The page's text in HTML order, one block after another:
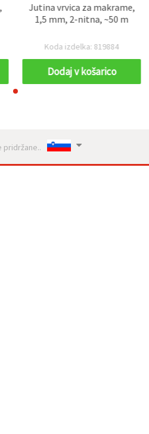
Jutina vrvica za makrame,
1,5 mm, 2-nitna, ~50 m
Koda izdelka: 819884
Dodaj v košarico
pridržane..